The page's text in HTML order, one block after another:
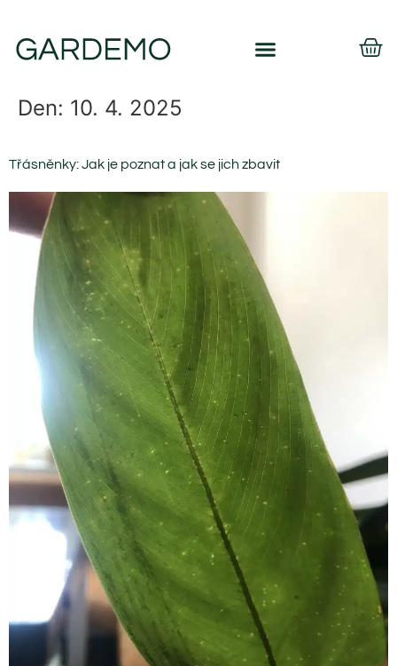
Den: 10. 4. 2025
Třásněnky: Jak je poznat a jak se jich zbavit